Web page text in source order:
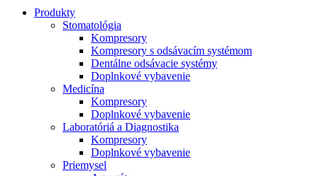
Produkty
Stomatológia
Kompresory
Kompresory s odsávacím systémom
Dentálne odsávacie systémy
Doplnkové vybavenie
Medicína
Kompresory
Doplnkové vybavenie
Laboratóriá a Diagnostika
Kompresory
Doplnkové vybavenie
Priemysel